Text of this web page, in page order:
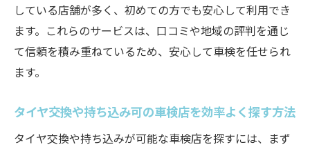
している店舗が多く、初めての方でも安心して利用でき
ます。これらのサービスは、口コミや地域の評判を通じ
て信頼を積み重ねているため、安心して車検を任せられ
ます。
タイヤ交換や持ち込み可の車検店を効率よく探す方法
タイヤ交換や持ち込みが可能な車検店を探すには、まず